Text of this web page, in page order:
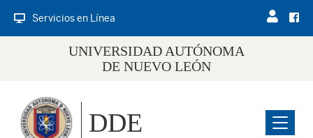
Servicios en Línea
UNIVERSIDAD AUTÓNOMA
DE NUEVO LEÓN
Menu
DDE